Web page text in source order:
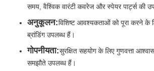
समय, वैश्विक वारंटी कवरेज और स्पेयर पार्ट्स की
अनुकूलन:विशिष्ट आवश्यकताओं को पूरा करने के
ब्रांडिंग उपलब्ध हैं।
गोपनीयता:सुरक्षित सहयोग के लिए गुणवत्ता
समझौते उपलब्ध हैं।